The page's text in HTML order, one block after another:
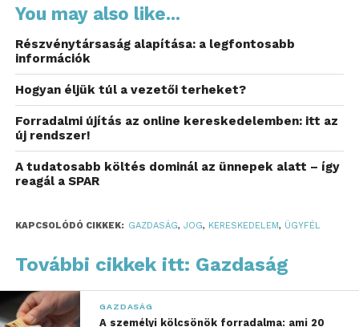
rendelkeznek. A BV Partners
gazdasági és polgári jog különféle aspektusaira
összpontosít, így segítve ügyfeleit az
ingatlanügyletektől kezdve a cégalapításig számos
kérdésben.
Az ingatlanpiac különösen izgalmas terep, ahol a
jogi megoldások gyors és pontos megvalósítása
elengedhetetlen. Az adásvételi szerződések
készítésétől az ingatlanberuházások részleteinek
jogi képviselet szakértelme lehet a kulcs a sikeres
csapatával könnyebben érvényesítheti az ügyfél
érdekeit.
You may also like...
Részvénytársaság alapítása: a legfontosabb
információk
Hogyan éljük túl a vezetői terheket?
Forradalmi újítás az online kereskedelemben: itt az
új rendszer!
A tudatosabb költés dominál az ünnepek alatt – így
reagál a SPAR
KAPCSOLÓDÓ CIKKEK: GAZDASÁG, JOG, KERESKEDELEM, ÜGYFÉL
További cikkek itt: Gazdaság
GAZDASÁG
A személyi kölcsönök forradalma: ami 20